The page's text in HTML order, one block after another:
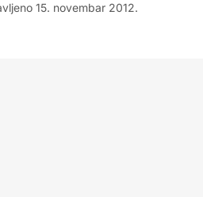
15. novembar 2012.